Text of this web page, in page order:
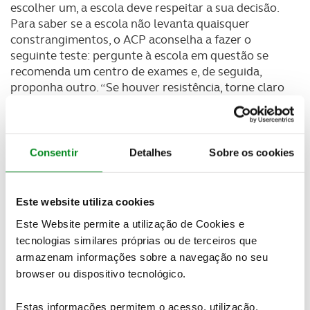
Consentir Detalhes Sobre os cookies
Este website utiliza cookies
Este Website permite a utilização de Cookies e
tecnologias similares próprias ou de terceiros que
armazenam informações sobre a navegação no seu
browser ou dispositivo tecnológico.
Estas informações permitem o acesso, utilização,
escolher um, a escola deve respeitar a sua decisão.
Para saber se a escola não levanta quaisquer
constrangimentos, o ACP aconselha a fazer o
seguinte teste: pergunte à escola em questão se
recomenda um centro de exames e, de seguida,
proponha outro. “Se houver resistência, torne claro
Aulas práticas individuais e personalizadas
é uma afronta à lei. Não é permitido. Cada hora de
Recursos humanos e técnicos adequados
Uma escola que tenha uma rotatividade de
que zela pelos seus recursos humanos e,